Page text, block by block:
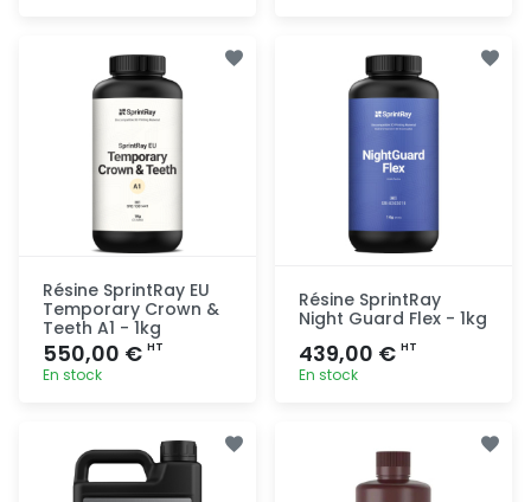
rapide
rapide
Résine SprintRay EU
Temporary Crown &
Teeth A1 - 1kg
550,00 € HT
En stock
rapide
Résine SprintRay
Night Guard Flex - 1kg
439,00 € HT
En stock
rapide